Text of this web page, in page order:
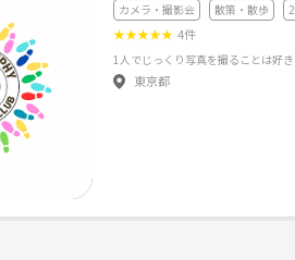
カメラ・撮影会 散策・散歩
★★★★★ 4件
東京都